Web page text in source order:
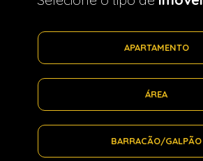
APARTAMENTO
ÁREA
BARRACÃO/GALPÃO